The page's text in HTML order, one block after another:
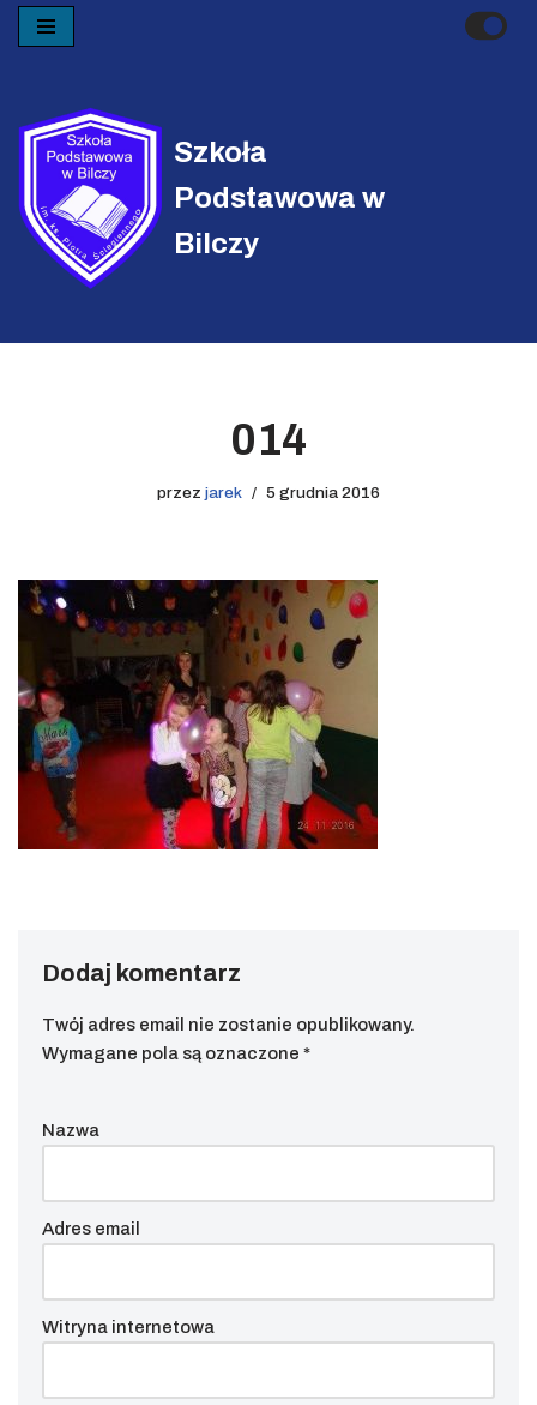
treści
Szkoła
Podstawowa w
Bilczy
014
przez jarek 5 grudnia 2016
Dodaj komentarz
Twój adres email nie zostanie opublikowany.
Wymagane pola są oznaczone *
Nazwa
Adres email
Witryna internetowa